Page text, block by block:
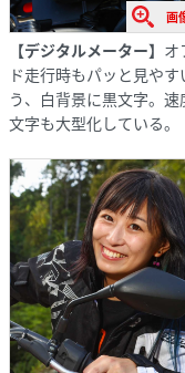
画
【デジタルメーター】 オ
ド走行時もパッと見やす
う、白背景に黒文字。速
文字も大型化している。